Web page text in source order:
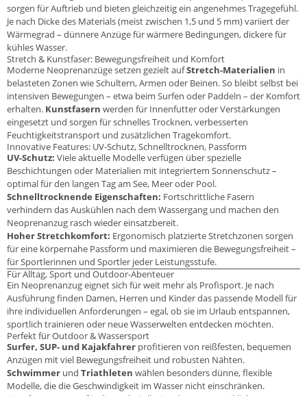
sorgen für Auftrieb und bieten gleichzeitig ein angenehmes Tragegefühl.
Je nach Dicke des Materials (meist zwischen 1,5 und 5 mm) variiert der
Wärmegrad – dünnere Anzüge für wärmere Bedingungen, dickere für
kühles Wasser.
Stretch & Kunstfaser: Bewegungsfreiheit und Komfort
Moderne Neoprenanzüge setzen gezielt aufStretch-Materialien in
belasteten Zonen wie Schultern, Armen oder Beinen. So bleibt selbst bei
intensiven Bewegungen – etwa beim Surfen oder Paddeln – der Komfort
erhalten. Kunstfasern werden für Innenfutter oder Verstärkungen
eingesetzt und sorgen für schnelles Trocknen, verbesserten
Feuchtigkeitstransport und zusätzlichen Tragekomfort.
Innovative Features: UV-Schutz, Schnelltrocknen, Passform
UV-Schutz: Viele aktuelle Modelle verfügen über spezielle
Beschichtungen oder Materialien mit integriertem Sonnenschutz –
optimal für den langen Tag am See, Meer oder Pool.
Schnelltrocknende Eigenschaften: Fortschrittliche Fasern
verhindern das Auskühlen nach dem Wassergang und machen den
Neoprenanzug rasch wieder einsatzbereit.
Hoher Stretchkomfort: Ergonomisch platzierte Stretchzonen sorgen
für eine körpernahe Passform und maximieren die Bewegungsfreiheit –
für Sportlerinnen und Sportler jeder Leistungsstufe.
Für Alltag, Sport und Outdoor-Abenteuer
Ein Neoprenanzug eignet sich für weit mehr als Profisport. Je nach
Ausführung finden Damen, Herren und Kinder das passende Modell für
ihre individuellen Anforderungen – egal, ob sie im Urlaub entspannen,
sportlich trainieren oder neue Wasserwelten entdecken möchten.
Perfekt für Outdoor & Wassersport
Surfer, SUP- und Kajakfahrer profitieren von reißfesten, bequemen
Anzügen mit viel Bewegungsfreiheit und robusten Nähten.
Schwimmer und Triathleten wählen besonders dünne, flexible
Modelle, die die Geschwindigkeit im Wasser nicht einschränken.